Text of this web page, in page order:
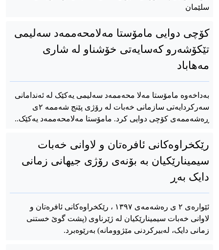
سلێمان
کۆچی دوایی مامۆستا مەلامحەممەد سەلیمی
تێکۆشەرو کەسایەتی خۆشناو لە شاری
مەهاباد
به‌داخەوە مامۆستا مەلا محەممەد سەلیمی یەکێک لە ئەندامانی
سەرکردایەتی سازمانی خەبات لە رۆژی پێنج شەممە ٢ی
ڕەشەممەی کۆچی دوایی کرد. مامۆستا مەلامحەممەد یەکێک..
رێکخراوەکانی ئافرەتان و لاوانی خەبات
سیمینارێکیان بە بۆنەی رۆژی جیهانی زمانی
دایک بەڕ
ئێوارەی ٢ ی رەشەمەی ١٣٩٧ ، رێکخراوەکانی ئافرەتان و
لاوانی خەبات سیمینارێکیان لە ژێرناوی (پشت گوێ خستنی
زمانی دایک، لەبیرکردنی مێژوومانە) بەرێوەبرد.